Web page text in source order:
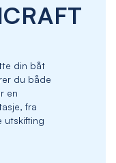
din båt
du både
en
fra
utskifting